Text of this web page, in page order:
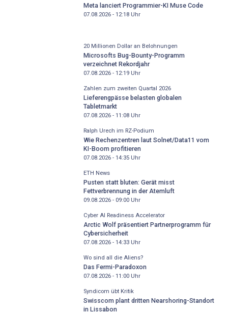
Meta lanciert Programmier-KI Muse Code
07.08.2026 - 12:18Uhr
20 Millionen Dollar an Belohnungen
Microsofts Bug-Bounty-Programm
verzeichnet Rekordjahr
07.08.2026 - 12:19Uhr
Zahlen zum zweiten Quartal 2026
Lieferengpässe belasten globalen
Tabletmarkt
07.08.2026 - 11:08Uhr
Ralph Urech im RZ-Podium
Wie Rechenzentren laut Solnet/Data11 vom
KI-Boom profitieren
07.08.2026 - 14:35Uhr
ETH News
Pusten statt bluten: Gerät misst
Fettverbrennung in der Atemluft
09.08.2026 - 09:00Uhr
Cyber AI Readiness Accelerator
Arctic Wolf präsentiert Partnerprogramm für
Cybersicherheit
07.08.2026 - 14:33Uhr
Wo sind all die Aliens?
Das Fermi-Paradoxon
07.08.2026 - 11:00Uhr
Syndicom übt Kritik
Swisscom plant dritten Nearshoring-Standort
in Lissabon